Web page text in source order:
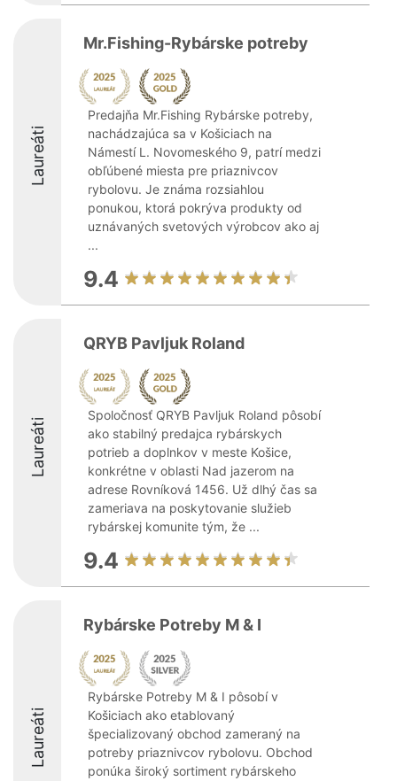
Laureáti
Mr.Fishing-Rybárske potreby
Predajňa Mr.Fishing Rybárske potreby,
nachádzajúca sa v Košiciach na
Námestí L. Novomeského 9, patrí medzi
obľúbené miesta pre priaznivcov
rybolovu. Je známa rozsiahlou
ponukou, ktorá pokrýva produkty od
uznávaných svetových výrobcov ako aj
...
9.4
Laureáti
QRYB Pavljuk Roland
Spoločnosť QRYB Pavljuk Roland pôsobí
ako stabilný predajca rybárskych
potrieb a doplnkov v meste Košice,
konkrétne v oblasti Nad jazerom na
adrese Rovníková 1456. Už dlhý čas sa
zameriava na poskytovanie služieb
rybárskej komunite tým, že ...
9.4
Laureáti
Rybárske Potreby M & I
Rybárske Potreby M & I pôsobí v
Košiciach ako etablovaný
špecializovaný obchod zameraný na
potreby priaznivcov rybolovu. Obchod
ponúka široký sortiment rybárskeho